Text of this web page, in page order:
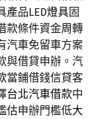
產品LED燈具固
款條件資金周轉
汽車免留車方案
與借貸申辦。汽
當鋪借錢信貸客
台北汽車借款中
估申辦門檻低大